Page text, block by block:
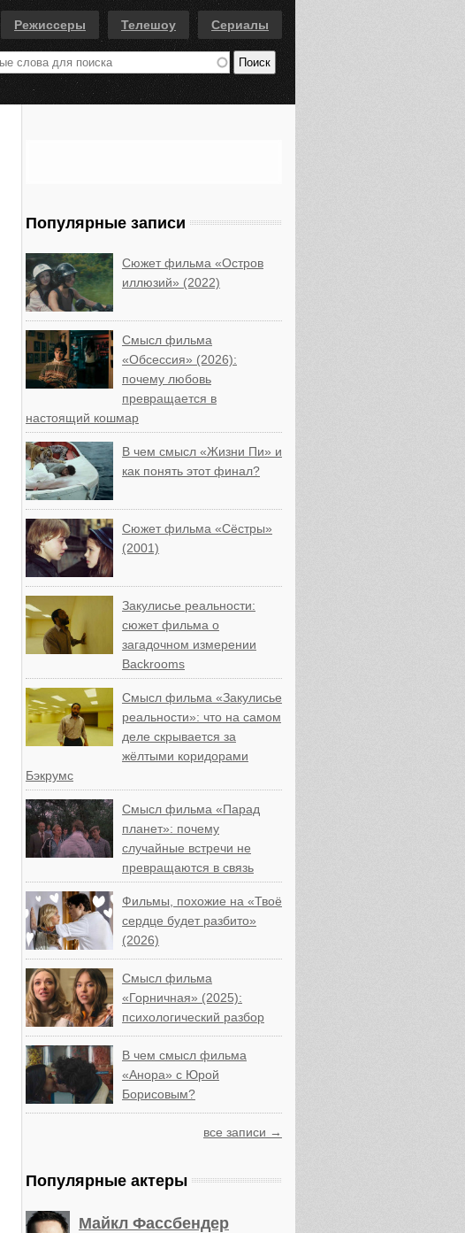
Режиссеры Телешоу Сериалы
Популярные записи
Сюжет фильма «Остров
иллюзий» (2022)
Смысл фильма
«Обсессия» (2026):
почему любовь
превращается в
настоящий кошмар
В чем смысл «Жизни Пи» и
как понять этот финал?
Сюжет фильма «Сёстры»
(2001)
Закулисье реальности:
сюжет фильма о
загадочном измерении
Backrooms
Смысл фильма «Закулисье
реальности»: что на самом
деле скрывается за
жёлтыми коридорами
Бэкрумс
Смысл фильма «Парад
планет»: почему
случайные встречи не
превращаются в связь
Фильмы, похожие на «Твоё
сердце будет разбито»
(2026)
Смысл фильма
«Горничная» (2025):
психологический разбор
В чем смысл фильма
«Анора» с Юрой
Борисовым?
все записи →
Популярные актеры
Майкл Фассбендер